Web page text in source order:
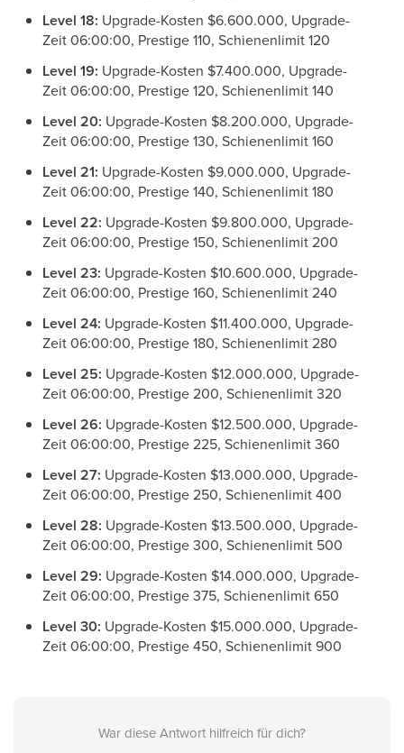
Level 18: Upgrade-Kosten $6.600.000, Upgrade-
Zeit 06:00:00, Prestige 110, Schienenlimit 120
Level 19: Upgrade-Kosten $7.400.000, Upgrade-
Zeit 06:00:00, Prestige 120, Schienenlimit 140
Level 20: Upgrade-Kosten $8.200.000, Upgrade-
Zeit 06:00:00, Prestige 130, Schienenlimit 160
Level 21: Upgrade-Kosten $9.000.000, Upgrade-
Zeit 06:00:00, Prestige 140, Schienenlimit 180
Level 22: Upgrade-Kosten $9.800.000, Upgrade-
Zeit 06:00:00, Prestige 150, Schienenlimit 200
Level 23: Upgrade-Kosten $10.600.000, Upgrade-
Zeit 06:00:00, Prestige 160, Schienenlimit 240
Level 24: Upgrade-Kosten $11.400.000, Upgrade-
Zeit 06:00:00, Prestige 180, Schienenlimit 280
Level 25: Upgrade-Kosten $12.000.000, Upgrade-
Zeit 06:00:00, Prestige 200, Schienenlimit 320
Level 26: Upgrade-Kosten $12.500.000, Upgrade-
Zeit 06:00:00, Prestige 225, Schienenlimit 360
Level 27: Upgrade-Kosten $13.000.000, Upgrade-
Zeit 06:00:00, Prestige 250, Schienenlimit 400
Level 28: Upgrade-Kosten $13.500.000, Upgrade-
Zeit 06:00:00, Prestige 300, Schienenlimit 500
Level 29: Upgrade-Kosten $14.000.000, Upgrade-
Zeit 06:00:00, Prestige 375, Schienenlimit 650
Level 30: Upgrade-Kosten $15.000.000, Upgrade-
Zeit 06:00:00, Prestige 450, Schienenlimit 900
War diese Antwort hilfreich für dich?